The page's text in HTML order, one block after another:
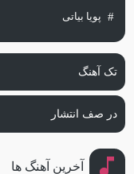
پویا بیاتی
تک آهنگ
در صف انتشار
آخرین آهنگ ها